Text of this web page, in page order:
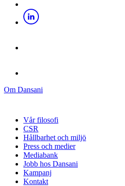
Om Dansani
Vår filosofi
CSR
Hållbarhet och miljö
Press och medier
Mediabank
Jobb hos Dansani
Kampanj
Kontakt